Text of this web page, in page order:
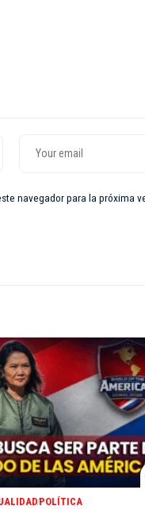
navegador para la próxima
POLÍTICA